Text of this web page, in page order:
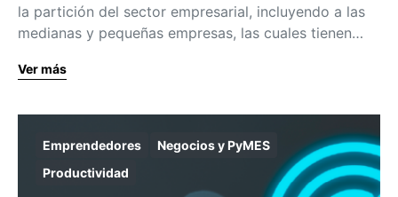
la partición del sector empresarial, incluyendo a las
medianas y pequeñas empresas, las cuales tienen…
Ver más
Emprendedores
Negocios y PyMES
Productividad